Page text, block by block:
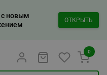
с новым
ОТКРЫТЬ
0